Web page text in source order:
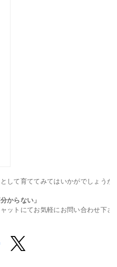
して育ててみてはいかがでしょうか
からない」
ットにてお気軽にお問い合わせ下さ